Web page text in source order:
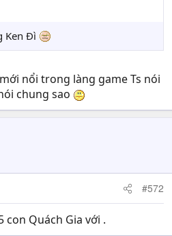
Ken Đì
nổi trong làng game Ts nói
chung sao
#572
Quách Gia với .